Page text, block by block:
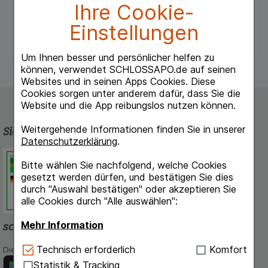
Ihre Cookie-
Einstellungen
Um Ihnen besser und persönlicher helfen zu
können, verwendet SCHLOSSAPO.de auf seinen
Websites und in seinen Apps Cookies. Diese
Cookies sorgen unter anderem dafür, dass Sie die
Website und die App reibungslos nutzen können.
Weitergehende Informationen finden Sie in unserer
Datenschutzerklärung.
Bitte wählen Sie nachfolgend, welche Cookies
gesetzt werden dürfen, und bestätigen Sie dies
durch "Auswahl bestätigen" oder akzeptieren Sie
alle Cookies durch "Alle auswählen":
Mehr Information
Technisch Notwendig:Hierbei handelt es sich um
Cookies, die für die Grundfunktionen unserer
Technisch erforderlich
Komfort
Statistik & Tracking
Hinweise: Cetirizin Vividrin Filmtabletten
enthalten Lactose.
Sicherheit und Qualität
Deutschen Institut für Medizinische
Dokumentation und Information.
schlossapo.de-App
Die App von schlossapo.de jetzt mit E-Rezept-Scanner